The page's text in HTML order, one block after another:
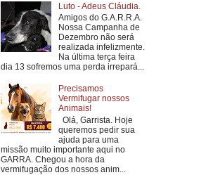
Luto - Adeus Cláudia.
Amigos do G.A.R.R.A.
Nossa Campanha de
Dezembro não será
realizada infelizmente.
Na última terça feira
dia 13 sofremos uma perda irrepará...
Precisamos
Vermifugar nossos
Animais!
Olá, Garrista. Hoje
queremos pedir sua
ajuda para uma
missão muito importante aqui no
GARRA. Chegou a hora da
vermifugação dos nossos anim...